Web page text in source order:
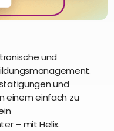
und
und
einem einfach zu
– mit Helix.